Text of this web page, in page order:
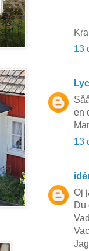
13
en
13
Oj
Du